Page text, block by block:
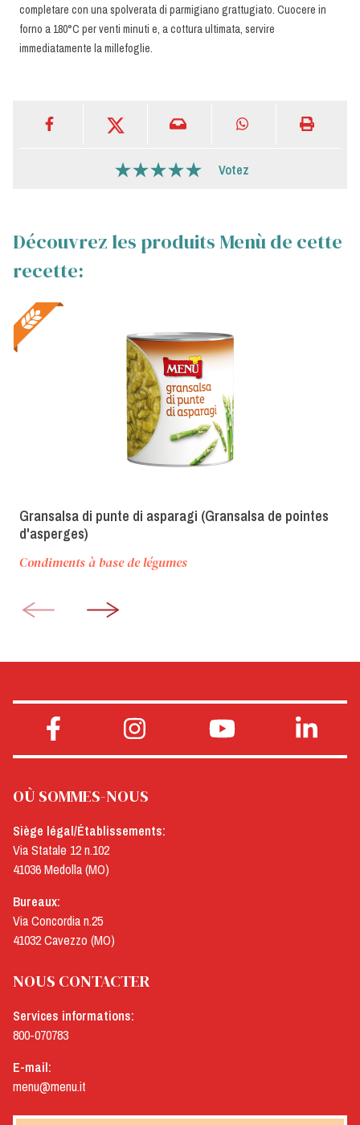
completare con una spolverata di parmigiano grattugiato. Cuocere in
forno a 180°C per venti minuti e, a cottura ultimata, servire
immediatamente la millefoglie.
Votez
Découvrez les produits Menù de cette
recette:
Gransalsa di punte di asparagi (Gransalsa de pointes
d'asperges)
Condiments à base de légumes
OÙ SOMMES-NOUS
Siège légal/Établissements:
Via Statale 12 n.102
41036 Medolla (MO)
Bureaux:
Via Concordia n.25
41032 Cavezzo (MO)
NOUS CONTACTER
Services informations:
800-070783
E-mail:
menu@menu.it